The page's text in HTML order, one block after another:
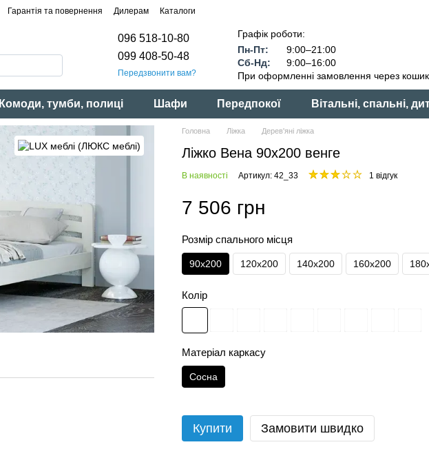
Гарантія та повернення Дилерам Каталоги
096 518-10-80
099 408-50-48
Передзвонити вам?
Графік роботи:
Пн-Пт:
9:00–21:00
Сб-Нд:
9:00–16:00
При оформленні замовлення через
Комоди, тумби, полиці Шафи Передпокої Вітальні, спальні,
Головна Ліжка Дерев'яні ліжка
Ліжко Вена 90x200 венге
В наявності Артикул: 42_33 1 відгук
7 506 грн
Розмір спального місця
90x200 120x200 140x200 160x200
Колір
Матеріал каркасу
Сосна
Купити Замовити швидко